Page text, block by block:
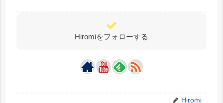
Hiromiをフォローする
Hiromi